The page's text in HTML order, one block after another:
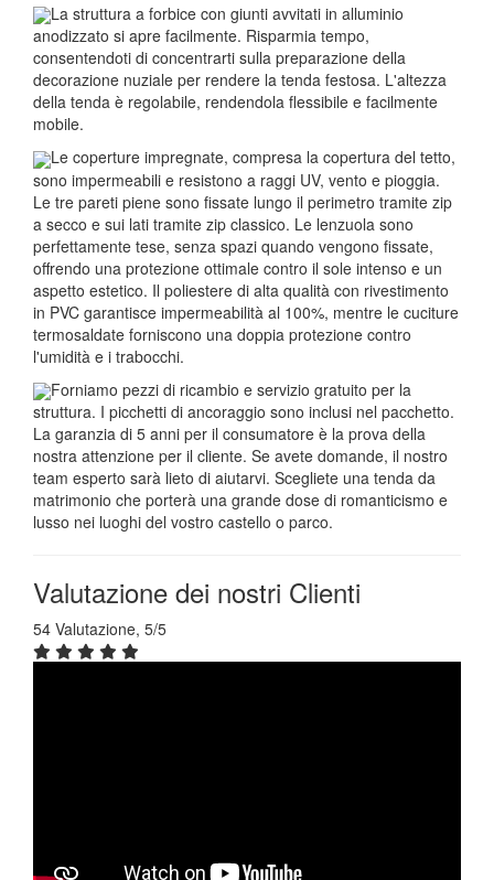
La struttura a forbice con giunti avvitati in alluminio
anodizzato si apre facilmente. Risparmia tempo,
consentendoti di concentrarti sulla preparazione della
decorazione nuziale per rendere la tenda festosa. L'altezza
della tenda è regolabile, rendendola flessibile e facilmente
mobile.
Le coperture impregnate, compresa la copertura del tetto,
sono impermeabili e resistono a raggi UV, vento e pioggia.
Le tre pareti piene sono fissate lungo il perimetro tramite zip
a secco e sui lati tramite zip classico. Le lenzuola sono
perfettamente tese, senza spazi quando vengono fissate,
offrendo una protezione ottimale contro il sole intenso e un
aspetto estetico. Il poliestere di alta qualità con rivestimento
in PVC garantisce impermeabilità al 100%, mentre le cuciture
termosaldate forniscono una doppia protezione contro
l'umidità e i trabocchi.
Forniamo pezzi di ricambio e servizio gratuito per la
struttura. I picchetti di ancoraggio sono inclusi nel pacchetto.
La garanzia di 5 anni per il consumatore è la prova della
nostra attenzione per il cliente. Se avete domande, il nostro
team esperto sarà lieto di aiutarvi. Scegliete una tenda da
matrimonio che porterà una grande dose di romanticismo e
lusso nei luoghi del vostro castello o parco.
Valutazione dei nostri Clienti
54 Valutazione, 5/5